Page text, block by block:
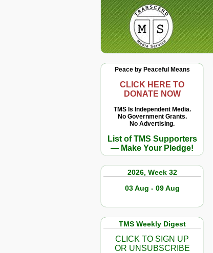
Peace by Peaceful Means
CLICK HERE TO
DONATE NOW
TMS Is Independent Media.
No Government Grants.
No Advertising.
List of TMS Supporters
— Make Your Pledge!
2026, Week 32
03 Aug - 09 Aug
TMS Weekly Digest
CLICK TO SIGN UP
OR UNSUBSCRIBE